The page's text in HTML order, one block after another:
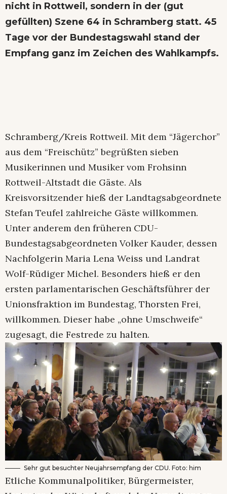
nicht in Rottweil, sondern in der (gut
gefüllten) Szene 64 in Schramberg statt. 45
Tage vor der Bundestagswahl stand der
Empfang ganz im Zeichen des Wahlkampfs.
Schramberg/Kreis Rottweil. Mit dem “Jägerchor”
aus dem “Freischütz” begrüßten sieben
Musikerinnen und Musiker vom Frohsinn
Rottweil-Altstadt die Gäste. Als
Kreisvorsitzender hieß der Landtagsabgeordnete
Stefan Teufel zahlreiche Gäste willkommen.
Unter anderem den früheren CDU-
Bundestagsabgeordneten Volker Kauder, dessen
Nachfolgerin Maria Lena Weiss und Landrat
Wolf-Rüdiger Michel. Besonders hieß er den
ersten parlamentarischen Geschäftsführer der
Unionsfraktion im Bundestag, Thorsten Frei,
willkommen. Dieser habe „ohne Umschweife“
zugesagt, die Festrede zu halten.
Sehr gut besuchter Neujahrsempfang der CDU. Foto: him
Etliche Kommunalpolitiker, Bürgermeister,